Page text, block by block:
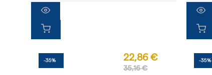
-35% 22,86 €
35,16 €
-35%